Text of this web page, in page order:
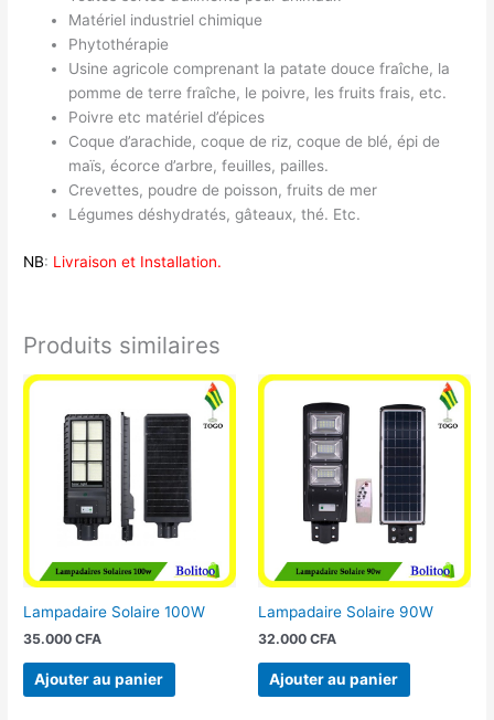
Matériel industriel chimique
Phytothérapie
Usine agricole comprenant la patate douce fraîche, la
pomme de terre fraîche, le poivre, les fruits frais, etc.
Poivre etc matériel d’épices
Coque d’arachide, coque de riz, coque de blé, épi de
maïs, écorce d’arbre, feuilles, pailles.
Crevettes, poudre de poisson, fruits de mer
Légumes déshydratés, gâteaux, thé. Etc.
NB: Livraison et Installation.
Produits similaires
Lampadaire Solaire 100W
35.000CFA
Ajouter au panier
Lampadaire Solaire 90W
32.000 CFA
Ajouter au panier